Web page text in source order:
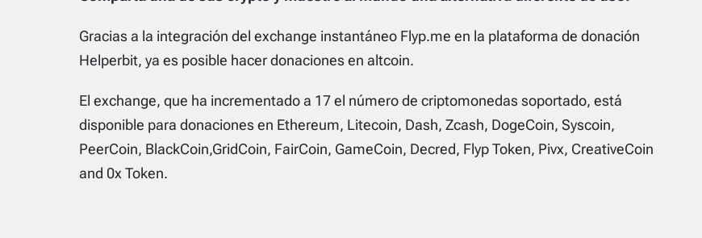
Gracias a la integración del exchange instantáneo Flyp.me en la plataforma de donación
Helperbit, ya es posible hacer donaciones en altcoin.
El exchange, que ha incrementado a 17 el número de criptomonedas soportado, está
disponible para donaciones en Ethereum, Litecoin, Dash, Zcash, DogeCoin, Syscoin,
PeerCoin, BlackCoin,GridCoin, FairCoin, GameCoin, Decred, Flyp Token, Pivx, CreativeCoin
and 0x Token.